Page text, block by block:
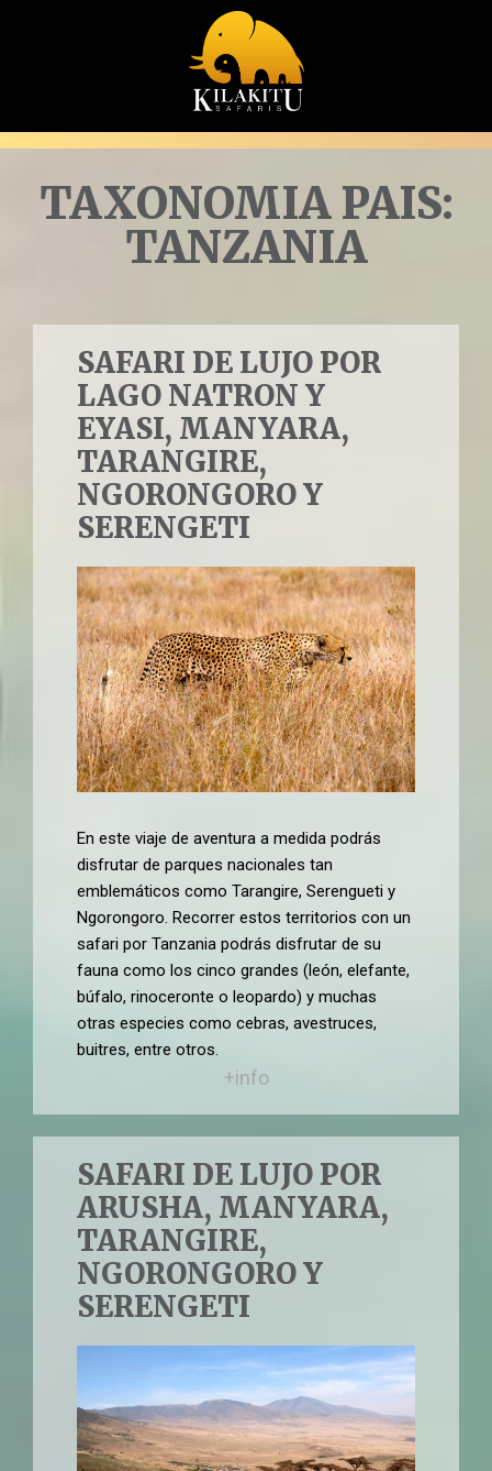
TAXONOMIA PAIS:
TANZANIA
SAFARI DE LUJO POR
LAGO NATRON Y
EYASI, MANYARA,
TARANGIRE,
NGORONGORO Y
SERENGETI
En este viaje de aventura a medida podrás
disfrutar de parques nacionales tan
emblemáticos como Tarangire, Serengueti y
Ngorongoro. Recorrer estos territorios con un
safari por Tanzania podrás disfrutar de su
fauna como los cinco grandes (león, elefante,
búfalo, rinoceronte o leopardo) y muchas
otras especies como cebras, avestruces,
buitres, entre otros.
+info
SAFARI DE LUJO POR
ARUSHA, MANYARA,
TARANGIRE,
NGORONGORO Y
SERENGETI